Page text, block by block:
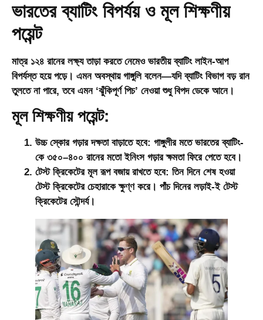
ভারতের ব্যাটিং বিপর্যয় ও মূল শিক্ষণীয়
পয়েন্ট
মাত্র ১২৪ রানের লক্ষ্য তাড়া করতে নেমেও ভারতীয় ব্যাটিং লাইন-আপ
বিপর্যস্ত হয়ে পড়ে। এমন অবস্থায় গাঙ্গুলি বলেন—যদি ব্যাটিং বিভাগ বড় রান
তুলতে না পারে, তবে এমন ‘ঝুঁকিপূর্ণ পিচ’ নেওয়া শুধু বিপদ ডেকে আনে।
মূল শিক্ষণীয় পয়েন্ট:
উচ্চ স্কোর গড়ার দক্ষতা বাড়াতে হবে: গাঙ্গুলীর মতে ভারতের ব্যাটিং-
কে ৩৫০–৪০০ রানের মতো ইনিংস গড়ার ক্ষমতা ফিরে পেতে হবে।
টেস্ট ক্রিকেটের মূল রূপ বজায় রাখতে হবে: তিন দিনে শেষ হওয়া
টেস্ট ক্রিকেটের চেহারাকে ক্ষুণ্ণ করে। পাঁচ দিনের লড়াই-ই টেস্ট
ক্রিকেটের সৌন্দর্য।